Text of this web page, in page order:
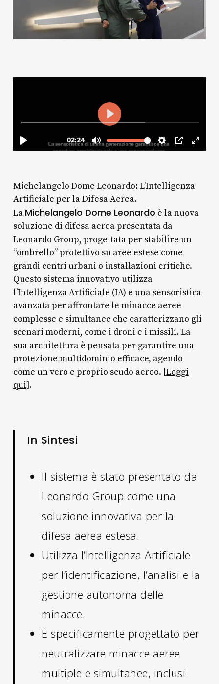
Michelangelo Dome Leonardo: L’Intelligenza
Artificiale per la Difesa Aerea.
La Michelangelo Dome Leonardo è la nuova
soluzione di difesa aerea presentata da
Leonardo Group, progettata per stabilire un
“ombrello” protettivo su aree estese come
grandi centri urbani o installazioni critiche.
Questo sistema innovativo utilizza
l’Intelligenza Artificiale (IA) e una sensoristica
avanzata per affrontare le minacce aeree
complesse e simultanee che caratterizzano gli
scenari moderni, come i droni e i missili. La
sua architettura è pensata per garantire una
protezione multidominio efficace, agendo
come un vero e proprio scudo aereo. [Leggi
qui].
In Sintesi
Il sistema è stato presentato da
Leonardo Group come una
soluzione innovativa per la
difesa aerea estesa.
Utilizza l’Intelligenza Artificiale
per l’identificazione, l’analisi e la
gestione autonoma delle
minacce.
È specificamente progettato per
neutralizzare minacce aeree
multiple e simultanee, inclusi